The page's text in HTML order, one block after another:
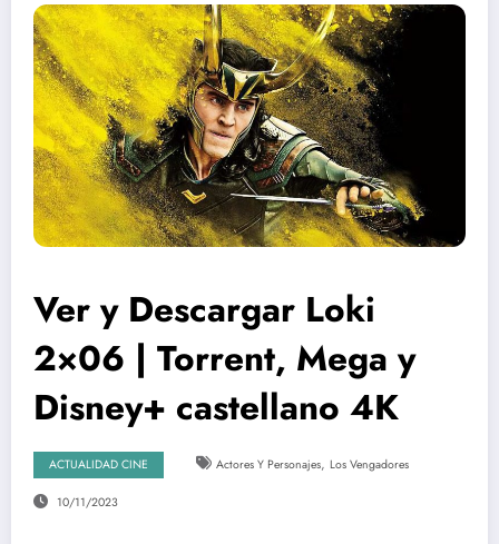
Ver y Descargar Loki
2×06 | Torrent, Mega y
Disney+ castellano 4K
ACTUALIDAD CINE Actores Y Personajes, Los Vengadores
10/11/2023